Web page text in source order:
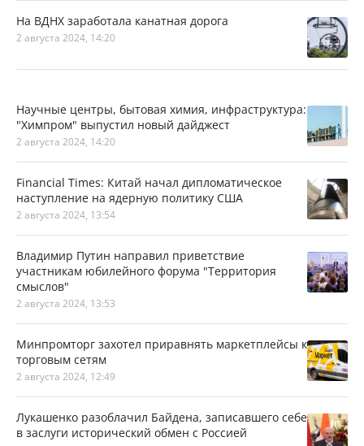
На ВДНХ заработала канатная дорога
2 августа 2024, 14:20
Научные центры, бытовая химия, инфраструктура:
"Химпром" выпустил новый дайджест
2 августа 2024, 14:20
Financial Times: Китай начал дипломатическое
наступление на ядерную политику США
2 августа 2024, 13:54
Владимир Путин направил приветствие
участникам юбилейного форума "Территория
смыслов"
2 августа 2024, 13:53
Минпромторг захотел приравнять маркетплейсы к
торговым сетям
2 августа 2024, 12:49
Лукашенко разоблачил Байдена, записавшего себе
в заслуги исторический обмен с Россией